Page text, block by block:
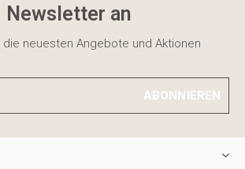
Newsletter an
die neuesten Angebote und Aktionen
ABONNIEREN